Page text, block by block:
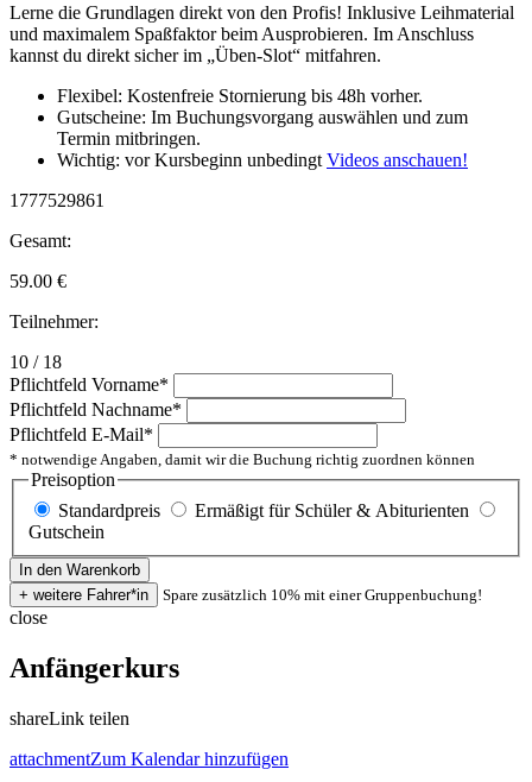
Lerne die Grundlagen direkt von den Profis! Inklusive Leihmaterial
und maximalem Spaßfaktor beim Ausprobieren. Im Anschluss
kannst du direkt sicher im „Üben-Slot“ mitfahren.
Flexibel: Kostenfreie Stornierung bis 48h vorher.
Gutscheine: Im Buchungsvorgang auswählen und zum
Termin mitbringen.
Wichtig: vor Kursbeginn unbedingt Videos anschauen!
1777529861
Gesamt:
59.00 €
Teilnehmer:
10 / 18
Pflichtfeld Vorname*
Pflichtfeld Nachname*
Pflichtfeld E-Mail*
* notwendige Angaben, damit wir die Buchung richtig zuordnen können
Preisoption
Standardpreis
Ermäßigt für Schüler & Abiturienten
Gutschein
Spare zusätzlich 10% mit einer Gruppenbuchung!
close
Anfängerkurs
shareLink teilen
attachmentZum Kalendar hinzufügen